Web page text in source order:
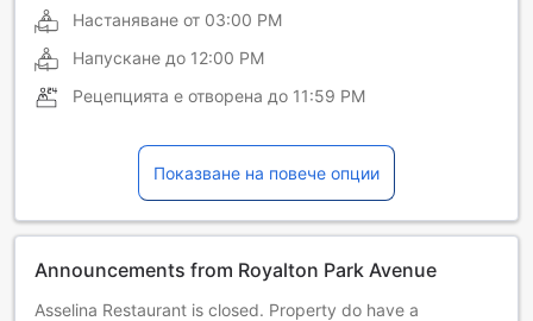
Румънски Руски
Филипински
Хинди Японски
Настаняване от 03:00 PM
Напускане до 12:00 PM
Рецепцията е отворена до 11:59 PM
Показване на повече опции
Announcements from Royalton Park Avenue
Asselina Restaurant is closed. Property do have a